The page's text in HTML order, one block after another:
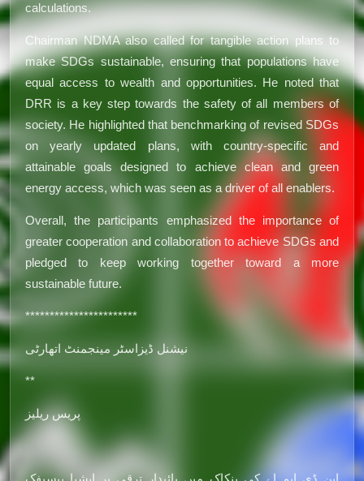
calculations.
Chairman NDMA also called for tangible action plans to
make SDGs sustainable, ensuring that populations have
equal access to wealth and opportunities. He noted that
DRR is a key step towards the safety of all members of
society. He highlighted that benchmarking of revised SDGs
on yearly updated plans, with country-specific and
attainable goals designed to achieve clean and green
energy access, which was seen as a driver of all enablers.
Overall, the participants emphasized the importance of
greater cooperation and collaboration to achieve SDGs and
pledged to keep working together toward a more
sustainable future.
***********************
نیشنل ڈیزاسٹر مینجمنٹ اتھارٹی
**
پریس ریلیز
این ڈی ایم اے کی بنکاک میں پائیدار ترقی پر ایشیا پیسیفک